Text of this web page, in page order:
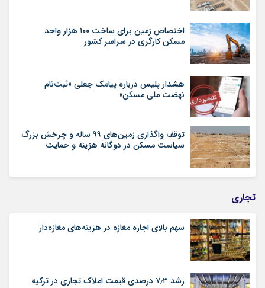
اختصاص زمین برای ساخت ۱۰۰ هزار واحد
مسکن کارگری در سراسر کشور
هشدار پلیس درباره پیامک جعلی «ثبت‌نام
نهضت ملی مسکن»
توقف واگذاری زمین‌های ۹۹ ساله و چرخش بزرگ
سیاست مسکن در دوگانه هزینه و حمایت
تجاری
سهم بالای اجاره‌‌ مغازه در هزینه‌‌های مغازه‌‌دار
رشد ۷٫۳ درصدی قیمت‌ املاک تجاری در ترکیه